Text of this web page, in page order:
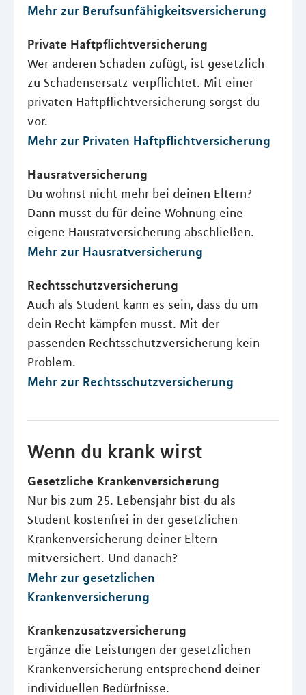
Mehr zur Berufsunfähigkeitsversicherung
Private Haftpflichtversicherung
Wer anderen Schaden zufügt, ist gesetzlich
zu Schadensersatz verpflichtet. Mit einer
privaten Haftpflichtversicherung sorgst du
vor.
Mehr zur Privaten Haftpflichtversicherung
Hausratversicherung
Du wohnst nicht mehr bei deinen Eltern?
Dann musst du für deine Wohnung eine
eigene Hausratversicherung abschließen.
Mehr zur Hausratversicherung
Rechtsschutzversicherung
Auch als Student kann es sein, dass du um
dein Recht kämpfen musst. Mit der
passenden Rechtsschutzversicherung kein
Problem.
Mehr zur Rechtsschutzversicherung
Wenn du krank wirst
Gesetzliche Krankenversicherung
Nur bis zum 25. Lebensjahr bist du als
Student kostenfrei in der gesetzlichen
Krankenversicherung deiner Eltern
mitversichert. Und danach?
Mehr zur gesetzlichen
Krankenversicherung
Krankenzusatzversicherung
Ergänze die Leistungen der gesetzlichen
Krankenversicherung entsprechend deiner
individuellen Bedürfnisse.